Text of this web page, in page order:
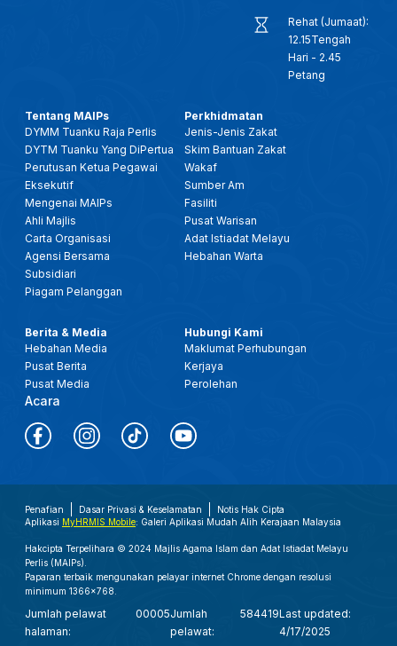
Rehat (Jumaat):
12.15Tengah
Hari - 2.45
Petang
Tentang MAIPs
DYMM Tuanku Raja Perlis
DYTM Tuanku Yang DiPertua
Perutusan Ketua Pegawai
Eksekutif
Mengenai MAIPs
Ahli Majlis
Carta Organisasi
Agensi Bersama
Subsidiari
Piagam Pelanggan
Perkhidmatan
Jenis-Jenis Zakat
Skim Bantuan Zakat
Wakaf
Sumber Am
Fasiliti
Pusat Warisan
Adat Istiadat Melayu
Hebahan Warta
Berita & Media
Hebahan Media
Pusat Berita
Pusat Media
Acara
Hubungi Kami
Maklumat Perhubungan
Kerjaya
Perolehan
Penafian Dasar Privasi & Keselamatan
Notis Hak Cipta
Aplikasi MyHRMIS Mobile: Galeri Aplikasi Mudah Alih Kerajaan Malaysia
Hakcipta Terpelihara © 2024 Majlis Agama Islam dan Adat Istiadat Melayu
Perlis (MAIPs).
Paparan terbaik mengunakan pelayar internet Chrome dengan resolusi
minimum 1366x768.
Jumlah pelawat
halaman:
00005Jumlah
pelawat:
584419Last updated:
4/17/2025